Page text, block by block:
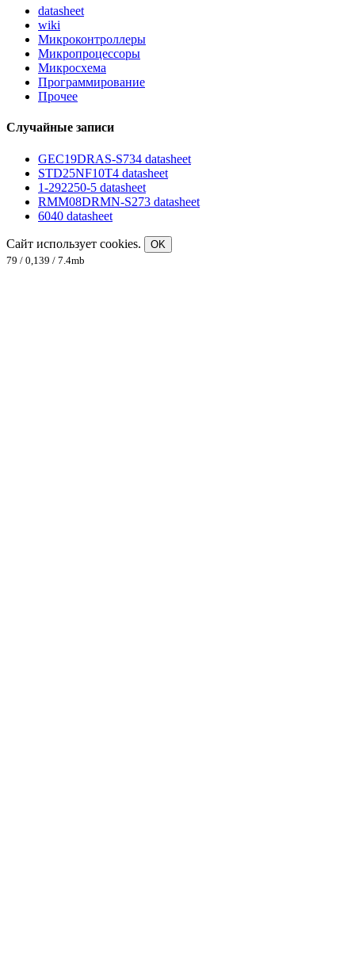
datasheet
wiki
Микроконтроллеры
Микропроцессоры
Микросхема
Программирование
Прочее
Случайные записи
GEC19DRAS-S734 datasheet
STD25NF10T4 datasheet
1-292250-5 datasheet
RMM08DRMN-S273 datasheet
6040 datasheet
Сайт использует cookies.
OK
79 / 0,139 / 7.4mb